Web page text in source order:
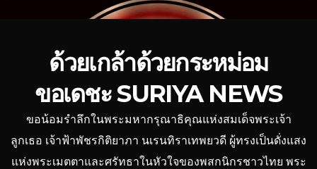
ด้วยเกล้าด้วยกระหม่อม
ขอเดชะ SURIYA NEWS
ขอน้อมรำลึกในพระมหากรุณาธิคุณแห่งสมเด็จพระเจ้า
ลูกเธอ เจ้าฟ้าพัชรกิติยาภา นเรนทิราเทพยวดี ผู้ทรงเป็นดั่งแสง
แห่งพระเมตตาและศรัทธาในหัวใจของพสกนิกรชาวไทย พระ